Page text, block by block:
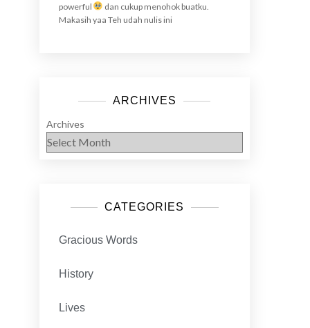
powerful
dan cukup menohok buatku.
Makasih yaa Teh udah nulis ini
ARCHIVES
Archives
CATEGORIES
Gracious Words
History
Lives